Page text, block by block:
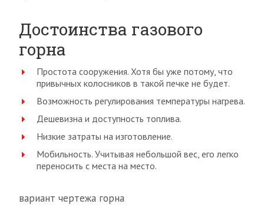
Достоинства газового
горна
Простота сооружения. Хотя бы уже потому, что
привычных колосников в такой печке не будет.
Возможность регулирования температуры нагрева.
Дешевизна и доступность топлива.
Низкие затраты на изготовление.
Мобильность. Учитывая небольшой вес, его легко
переносить с места на место.
вариант чертежа горна